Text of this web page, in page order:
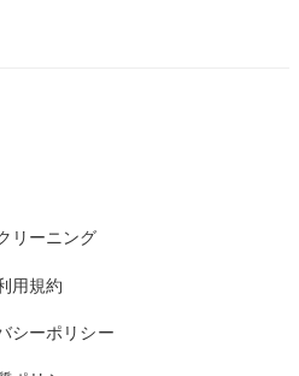
リーニング
用規約
シーポリシー